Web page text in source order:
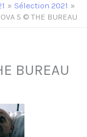
Sélection 2021
5 © THE BUREAU
BUREAU